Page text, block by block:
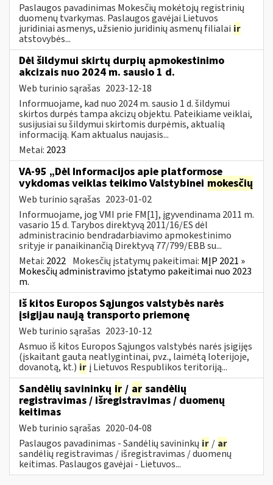
Paslaugos pavadinimas Mokesčių mokėtojų registrinių
duomenų tvarkymas. Paslaugos gavėjai Lietuvos
juridiniai asmenys, užsienio juridinių asmenų filialai ir
atstovybės...
Dėl šildymui skirtų durpių apmokestinimo
akcizais nuo 2024 m. sausio 1 d.
Web turinio sąrašas 2023-12-18
Informuojame, kad nuo 2024 m. sausio 1 d. šildymui
skirtos durpės tampa akcizų objektu. Pateikiame veiklai,
susijusiai su šildymui skirtomis durpėmis, aktualią
informaciją. Kam aktualus naujasis...
Metai: 2023
VA-95 „Dėl Informacijos apie platformose
vykdomas veiklas teikimo Valstybinei mokesčių
Web turinio sąrašas 2023-01-02
Informuojame, jog VMI prie FM[1], įgyvendinama 2011 m.
vasario 15 d. Tarybos direktyvą 2011/16/ES dėl
administracinio bendradarbiavimo apmokestinimo
srityje ir panaikinančią Direktyvą 77/799/EBB su...
Metai: 2022 Mokesčių įstatymų pakeitimai: MĮP 2021 »
Mokesčių administravimo įstatymo pakeitimai nuo 2023
m.
Iš kitos Europos Sąjungos valstybės narės
įsigijau naują transporto priemonę
Web turinio sąrašas 2023-10-12
Asmuo iš kitos Europos Sąjungos valstybės narės įsigijęs
(įskaitant gautą neatlygintinai, pvz., laimėtą loterijoje,
dovanotą, kt.) ir į Lietuvos Respublikos teritoriją...
Sandėlių savininkų ir / ar sandėlių
registravimas / išregistravimas / duomenų
keitimas
Web turinio sąrašas 2020-04-08
Paslaugos pavadinimas - Sandėlių savininkų ir / ar
sandėlių registravimas / išregistravimas / duomenų
keitimas. Paslaugos gavėjai - Lietuvos...